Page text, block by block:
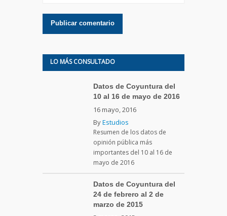
LO MÁS CONSULTADO
Datos de Coyuntura del
10 al 16 de mayo de 2016
16 mayo, 2016
ByEstudios
Resumen de los datos de
opinión pública más
importantes del 10 al 16 de
mayo de 2016
Datos de Coyuntura del
24 de febrero al 2 de
marzo de 2015